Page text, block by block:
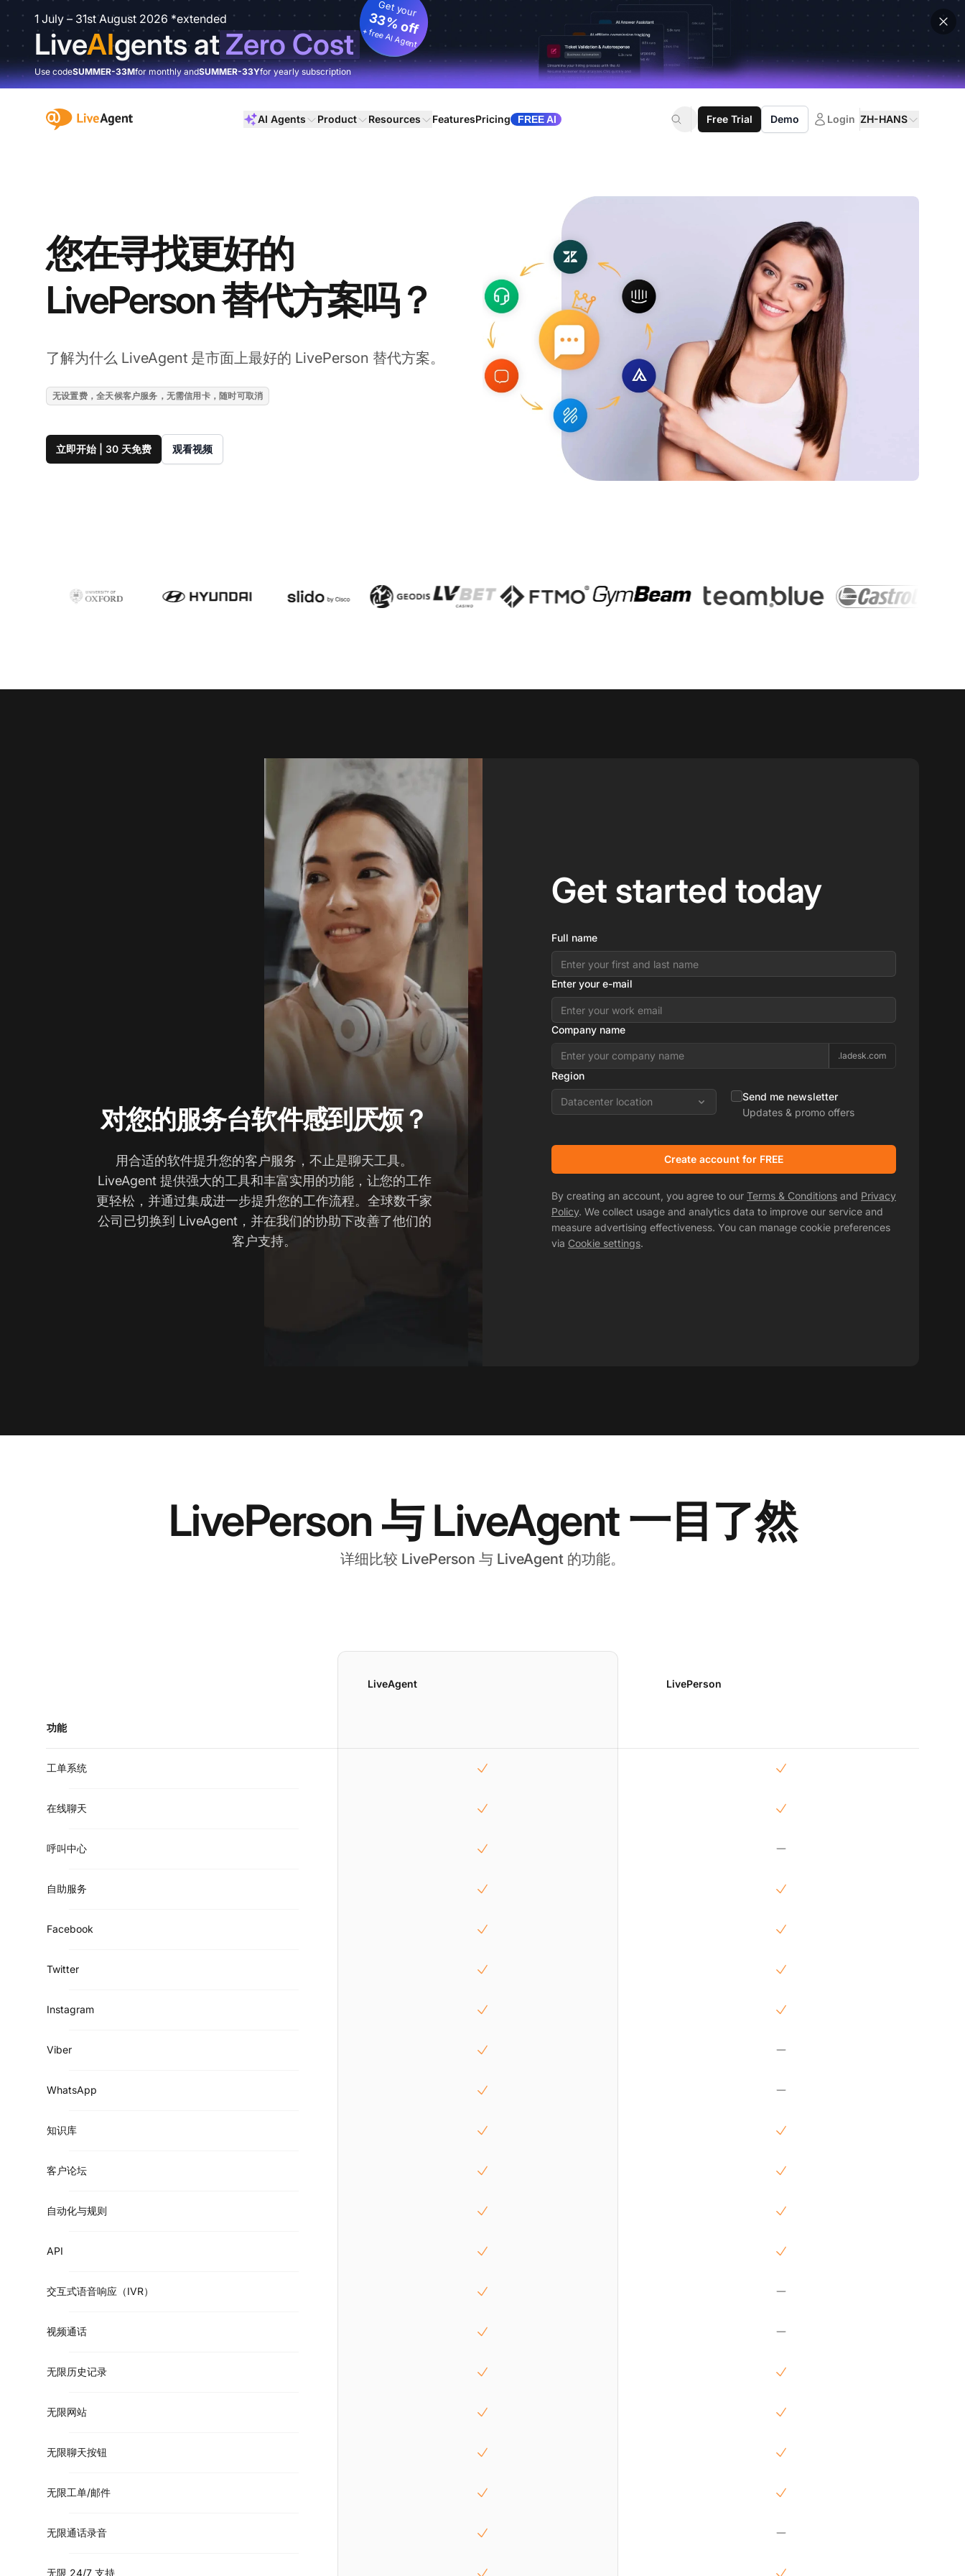
1 July – 31st August 2026 *extended
LiveAIgents atZero Cost
Get your
33% off
+ free AI Agent
Use codeSUMMER-33Mfor monthly andSUMMER-33Yfor yearly subscription
:site.title AI Agents Product Resources FeaturesPricing FREE AI Free Trial Demo Login ZH-HANS
您在寻找更好的
LivePerson 替代方案吗？
了解为什么 LiveAgent 是市面上最好的 LivePerson 替代方案。
无设置费，全天候客户服务，无需信用卡，随时可取消
立即开始 | 30 天免费 观看视频
对您的服务台软件感到厌烦？
用合适的软件提升您的客户服务，不止是聊天工具。
LiveAgent 提供强大的工具和丰富实用的功能，让您的工作
更轻松，并通过集成进一步提升您的工作流程。全球数千家
公司已切换到 LiveAgent，并在我们的协助下改善了他们的
客户支持。
Get started today
Full name
Enter your e-mail
Company name
.ladesk.com
Region
Datacenter location
Send me newsletter
Updates & promo offers
Create account for FREE
By creating an account, you agree to our Terms & Conditions and Privacy
Policy. We collect usage and analytics data to improve our service and
measure advertising effectiveness. You can manage cookie preferences
via Cookie settings.
LivePerson 与 LiveAgent 一目了然
详细比较 LivePerson 与 LiveAgent 的功能。
LiveAgent LivePerson
功能
工单系统
在线聊天
呼叫中心
自助服务
Facebook
Twitter
Instagram
Viber
WhatsApp
知识库
客户论坛
自动化与规则
API
交互式语音响应（IVR）
视频通话
无限历史记录
无限网站
无限聊天按钮
无限工单/邮件
无限通话录音
无限 24/7 支持